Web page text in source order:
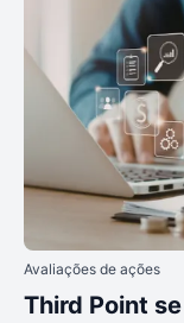
Avaliações de ações
Third Point